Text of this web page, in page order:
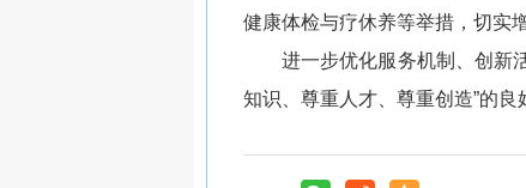
健康体检与疗休养等举措，切实
进一步优化服务机制、创新
知识、尊重人才、尊重创造”的良